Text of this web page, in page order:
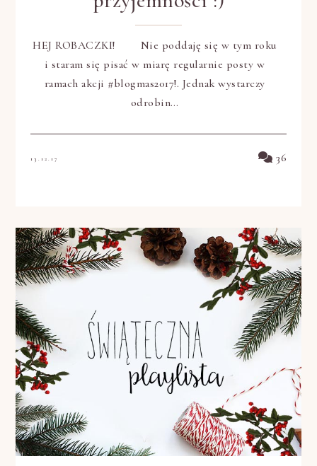
HEJ ROBACZKI! Nie poddaję się w tym roku
i staram się pisać w miarę regularnie posty w
ramach akcji #blogmas2017!. Jednak wystarczy
odrobin…
13.12.17 36